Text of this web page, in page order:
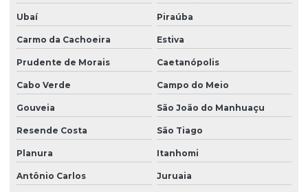
Ubaí Piraúba
Carmo da Cachoeira Estiva
Prudente de Morais Caetanópolis
Cabo Verde Campo do Meio
Gouveia São João do Manhuaçu
Resende Costa São Tiago
Planura Itanhomi
Antônio Carlos Juruaia